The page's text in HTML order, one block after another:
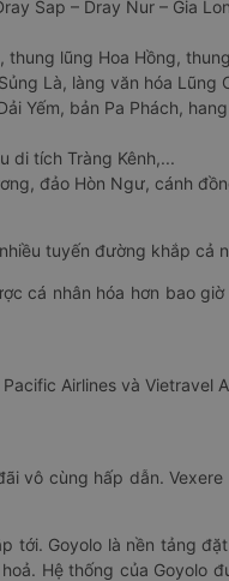
Sap – Dray Nur – Gia
lũng Hoa Hồng,
Là, làng văn hóa Lũng
Yếm, bản Pa Phách,
di tích Tràng Kênh,...
đảo Hòn Ngư, cánh
tuyến đường khắp cả
cá nhân hóa hơn bao
Airlines và Vietravel
vô cùng hấp dẫn. Vexere
tới. Goyolo là nền tảng
Hệ thống của Goyolo